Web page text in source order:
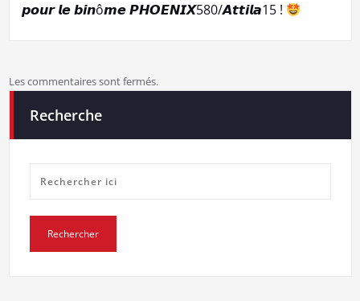
𝙥𝙤𝙪𝙧 𝙡𝙚 𝙗𝙞𝙣ô𝙢𝙚 𝙋𝙃𝙊𝙀𝙉𝙄𝙓580/𝘼𝙩𝙩𝙞𝙡𝙖15 !
Les commentaires sont fermés.
Recherche